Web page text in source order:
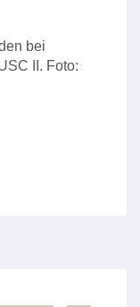
bei
II. Foto: